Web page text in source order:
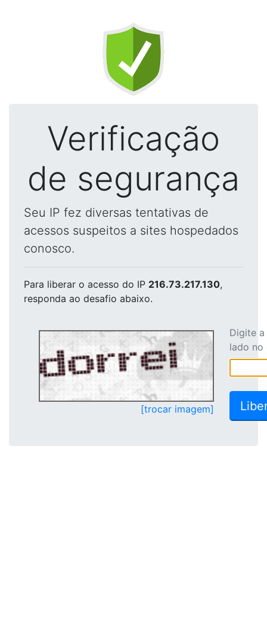
Verificação
de segurança
Seu IP fez diversas tentativas de
acessos suspeitos a sites hospedados
conosco.
Para liberar o acesso do IP 216.73.217.130,
responda ao desafio abaixo.
[trocar imagem]
Digite
lado no